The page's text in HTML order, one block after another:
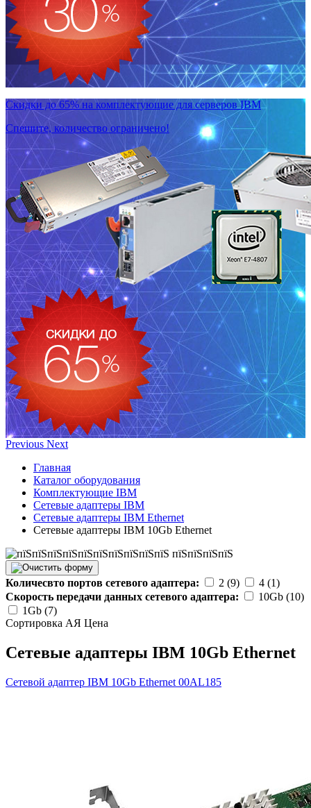
Скидки до 65% на комплектующие для серверов IBM
Спешите, количество ограничено!
Previous Next
Главная
Каталог оборудования
Комплектующие IBM
Сетевые адаптеры IBM
Сетевые адаптеры IBM Ethernet
Сетевые адаптеры IBM 10Gb Ethernet
Количесвто портов сетевого адаптера: 2 (9)
4 (1)
Скорость передачи данных сетевого адаптера:
10Gb (10)
1Gb (7)
Сортировка АЯ Ценa
Сетевые адаптеры IBM 10Gb Ethernet
Сетевой адаптер IBM 10Gb Ethernet 00AL185